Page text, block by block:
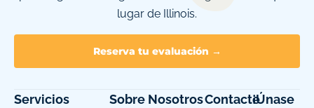
lugar de Illinois.
Reserva tu evaluación →
Servicios Sobre NosotrosContacte¡Únase